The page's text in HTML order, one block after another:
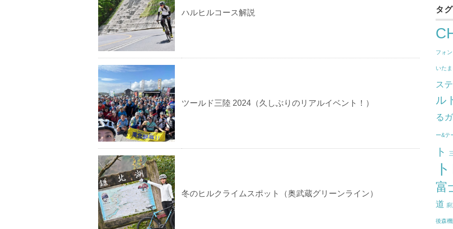
ハルヒルコース解説
ツールド三陸 2024（久しぶりのリアルイベント！）
冬のヒルクライムスポット（奥武蔵グリーンライン）
タグ
フォ
いた
ス
ル
る
ー&テ
ト
富
道
後森